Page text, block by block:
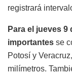
registrará
Para el jueves
importantes se
Potosí y
milímetros.